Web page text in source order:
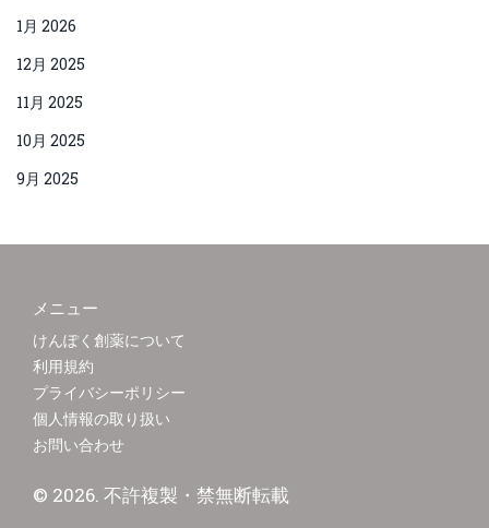
1月 2026
12月 2025
11月 2025
10月 2025
9月 2025
メニュー
けんぽく創薬について
利用規約
プライバシーポリシー
個人情報の取り扱い
お問い合わせ
© 2026. 不許複製・禁無断転載